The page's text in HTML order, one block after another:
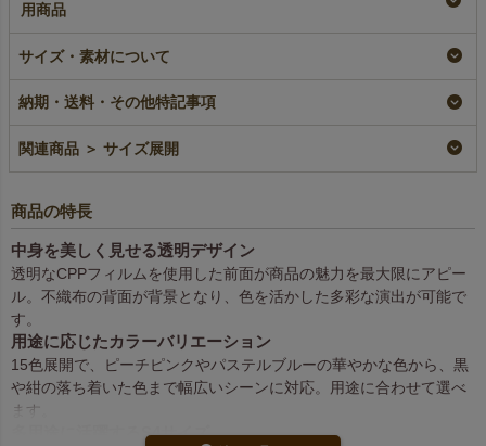
用商品
【小ロット】ソフトバ
ッグクリア（S4）｜
小ロット
¥1,100税込
【名入れ大ロット】ソ
枚以上専用）
大ロット名入れ
ソフトバッグクリア
（S4）｜前透明不織
¥1,870
サイズ・素材について
納期・送料・その他特記事項
関連商品 ＞ サイズ展開
商品の特長
中身を美しく見せる透明デザイン
透明なCPPフィルムを使用した前面が商品の魅力を最大限にアピー
ル。不織布の背面が背景となり、色を活かした多彩な演出が可能で
す。
用途に応じたカラーバリエーション
15色展開で、ピーチピンクやパステルブルーの華やかな色から、黒
や紺の落ち着いた色まで幅広いシーンに対応。用途に合わせて選べ
ます。
多用途に活躍するS4サイズ